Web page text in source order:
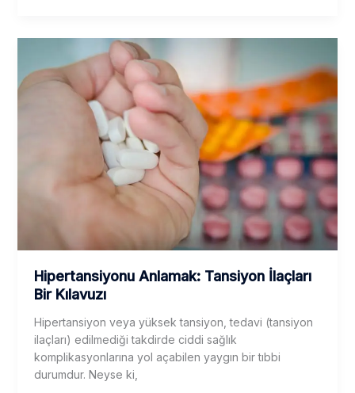
Hipertansiyonu Anlamak: Tansiyon İlaçları
Bir Kılavuzı
Hipertansiyon veya yüksek tansiyon, tedavi (tansiyon
ilaçları) edilmediği takdirde ciddi sağlık
komplikasyonlarına yol açabilen yaygın bir tıbbi
durumdur. Neyse ki,